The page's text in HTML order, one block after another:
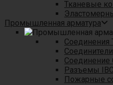
Тканевые
Промышленная арматура
Соединения
Соединение
Разъемы
Пожарные